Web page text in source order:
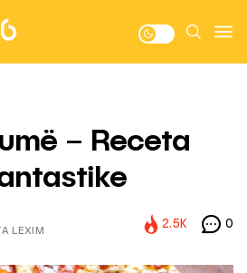
– Receta
LEXIM
2.5K 0